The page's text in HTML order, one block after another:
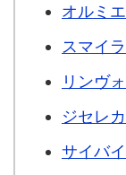
オルミ
スマイ
リンヴ
ジセレ
サイバ